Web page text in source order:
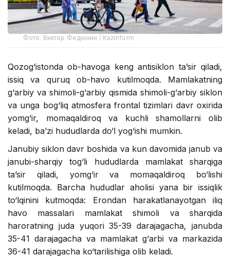
Фото: Виктор Федюнин / Kazinform
Qozog‘istonda ob-havoga keng antisiklon ta’sir qiladi,
issiq va quruq ob-havo kutilmoqda. Mamlakatning
g‘arbiy va shimoli-g‘arbiy qismida shimoli-g‘arbiy siklon
va unga bog‘liq atmosfera frontal tizimlari davr oxirida
yomg‘ir, momaqaldiroq va kuchli shamollarni olib
keladi, ba’zi hududlarda do‘l yog‘ishi mumkin.
Janubiy siklon davr boshida va kun davomida janub va
janubi-sharqiy tog‘li hududlarda mamlakat sharqiga
ta’sir qiladi, yomg‘ir va momaqaldiroq bo‘lishi
kutilmoqda. Barcha hududlar aholisi yana bir issiqlik
to‘lqinini kutmoqda: Erondan harakatlanayotgan iliq
havo massalari mamlakat shimoli va sharqida
haroratning juda yuqori 35-39 darajagacha, janubda
35-41 darajagacha va mamlakat g‘arbi va markazida
36-41 darajagacha ko‘tarilishiga olib keladi.